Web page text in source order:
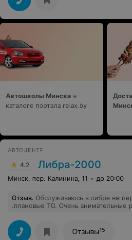
Автошколы Минска в
каталоге портала relax.by
АВТОЦЕНТР
4.2 Либра-2000
Минск, пер. Калинина, 11 до 20:00
Отзыв. Обслуживаюсь в либре не
.плановые ТО. Очень внимательные
Отзывы15